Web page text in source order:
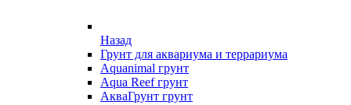
Назад
Грунт для аквариума и террариума
Aquanimal грунт
Aqua Reef грунт
АкваГрунт грунт